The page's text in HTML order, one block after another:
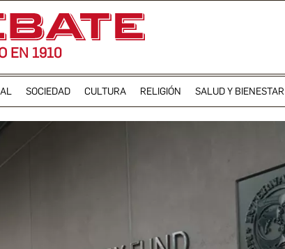
EN 1910
SOCIEDAD CULTURA RELIGIÓN SALUD Y BIENESTAR